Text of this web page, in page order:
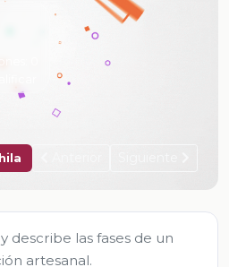
describe las fases de un
artesanal.